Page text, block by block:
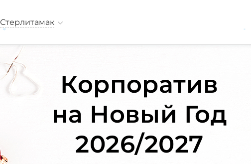
Стерлитамак
Корпоратив
на Новый Год
2026/2027
*